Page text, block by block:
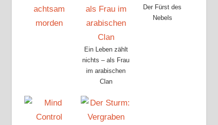
Ein Leben zählt
nichts – als Frau
im arabischen
Clan
Der Fürst des
Nebels